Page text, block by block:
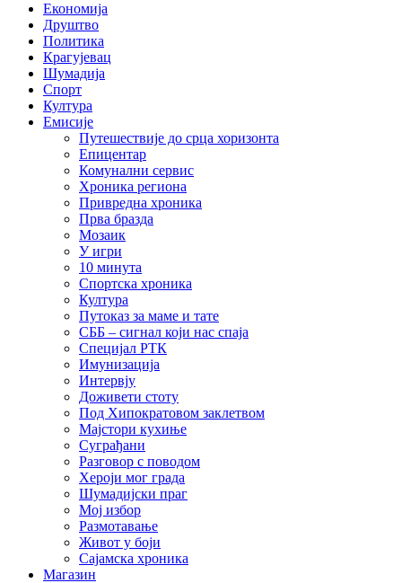
Економија
Друштво
Политика
Крагујевац
Шумадија
Спорт
Култура
Емисије
Путешествије до срца хоризонта
Епицентар
Комунални сервис
Хроника региона
Привредна хроника
Прва бразда
Мозаик
У игри
10 минута
Спортска хроника
Култура
Путоказ за маме и тате
СББ – сигнал који нас спаја
Специјал РТК
Имунизација
Интервју
Доживети стоту
Под Хипократовом заклетвом
Мајстори кухиње
Суграђани
Разговор с поводом
Хероји мог града
Шумадијски праг
Мој избор
Размотавање
Живот у боји
Сајамска хроника
Магазин